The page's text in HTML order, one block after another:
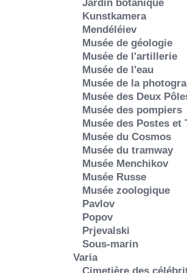
Jardin botanique
Kunstkamera
Mendéléiev
Musée de géologie
Musée de l'artillerie
Musée de l'eau
Musée de la
Musée des Deux
Musée des pompiers
Musée des Postes
Musée du Cosmos
Musée du tramway
Musée Menchikov
Musée Russe
Musée zoologique
Pavlov
Popov
Prjevalski
Sous-marin
Varia